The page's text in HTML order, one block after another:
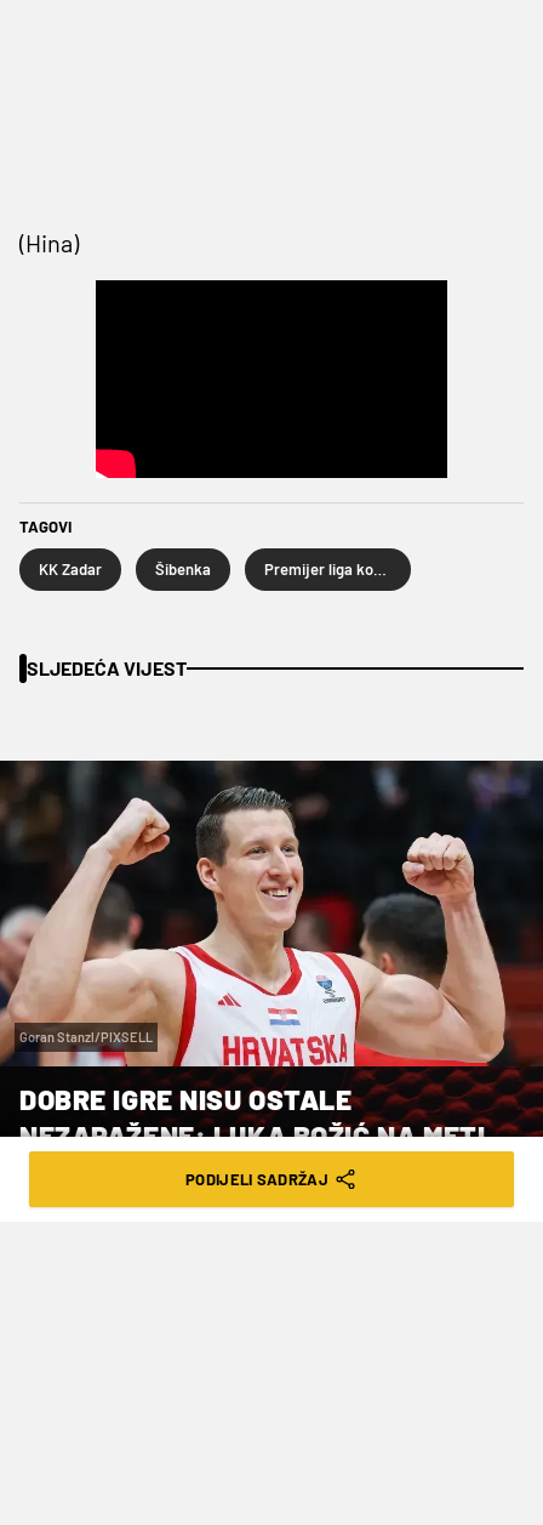
(Hina)
TAGOVI
KK Zadar Šibenka
SLJEDEĆA VIJEST
Goran Stanzl/PIXSELL
DOBRE IGRE NISU OSTALE
NEZAPAŽENE: LUKA BOŽIĆ NA METI
EUROLIGAŠAPODIJELI SADRŽAJ